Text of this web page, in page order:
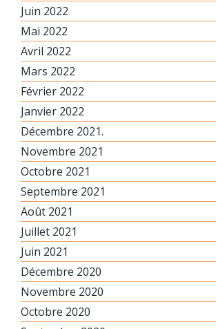
Juin 2022
Mai 2022
Avril 2022
Mars 2022
Février 2022
Janvier 2022
Décembre 2021.
Novembre 2021
Octobre 2021
Septembre 2021
Août 2021
Juillet 2021
Juin 2021
Décembre 2020
Novembre 2020
Octobre 2020